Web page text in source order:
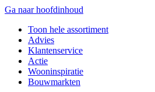
Ga naar hoofdinhoud
Toon hele assortiment
Advies
Klantenservice
Actie
Wooninspiratie
Bouwmarkten